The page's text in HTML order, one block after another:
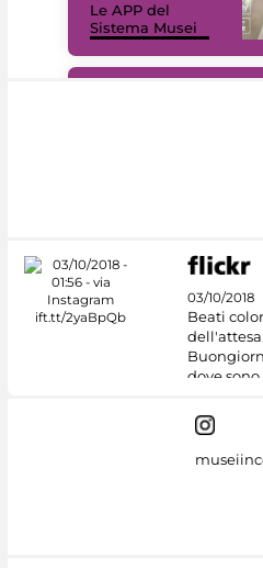
Le APP del
Sistema Musei
03/10/2018
Beati
dove sono